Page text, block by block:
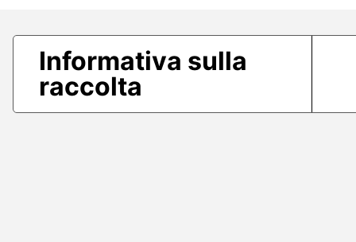
Informativa sulla
raccolta